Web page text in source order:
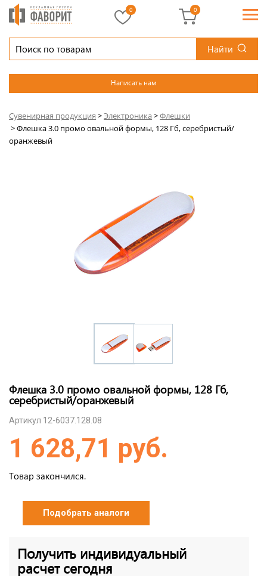
Найти
Написать нам
0 0
Сувенирная продукция >Электроника>Флешки
>Флешка 3.0 промо овальной формы, 128 Гб, серебристый/
оранжевый
Флешка 3.0 промо овальной формы, 128 Гб,
серебристый/оранжевый
Артикул 12-6037.128.08
1 628,71 руб.
Товар закончился.
Подобрать аналоги
Получить индивидуальный
расчет сегодня